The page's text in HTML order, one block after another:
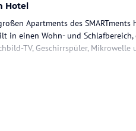
Hotel
Apartments des
in einen Wohn- und
TV, Geschirrspüler, Mikrowelle